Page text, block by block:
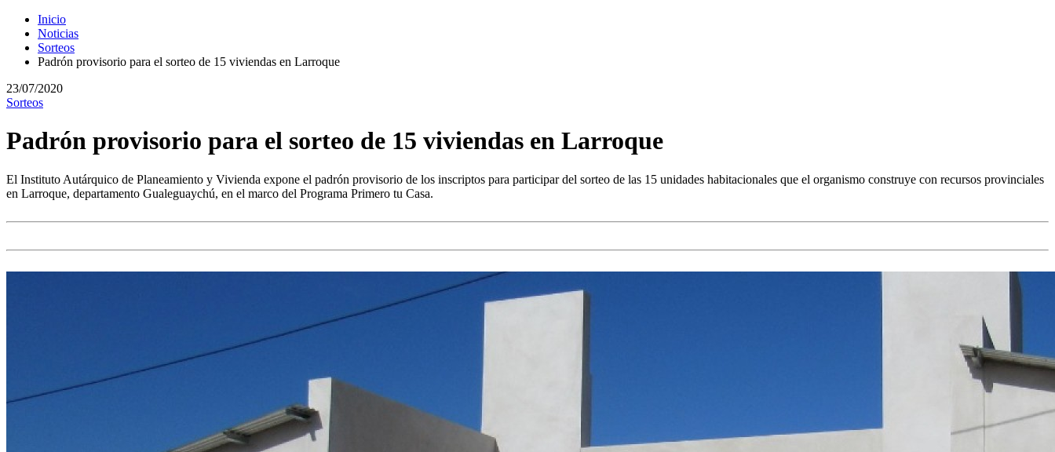
Inicio
Noticias
Sorteos
Padrón provisorio para el sorteo de 15 viviendas en Larroque
23/07/2020
Sorteos
Padrón provisorio para el sorteo de 15 viviendas en Larroque
El Instituto Autárquico de Planeamiento y Vivienda expone el padrón provisorio de los inscriptos para participar del sorteo de las 15 unidades habitacionales que el organismo construye con recursos provinciales
en Larroque, departamento Gualeguaychú, en el marco del Programa Primero tu Casa.